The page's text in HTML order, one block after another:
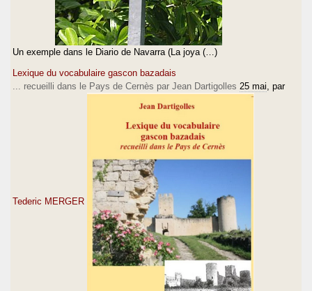
Un exemple dans le Diario de Navarra (La joya (…)
Lexique du vocabulaire gascon bazadais
... recueilli dans le Pays de Cernès par Jean Dartigolles 25 mai , par
Tederic MERGER